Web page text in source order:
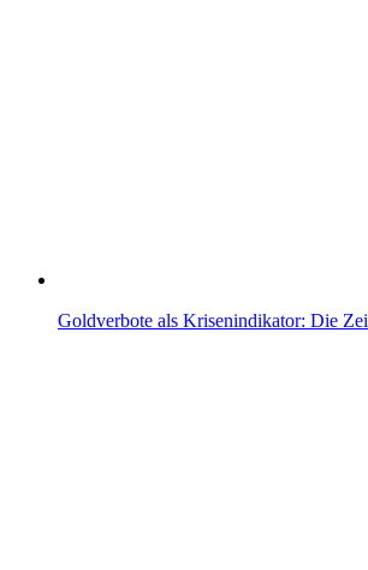
Goldverbote als Krisenindikator: Die